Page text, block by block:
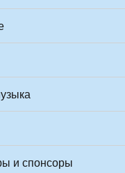
и спонсоры